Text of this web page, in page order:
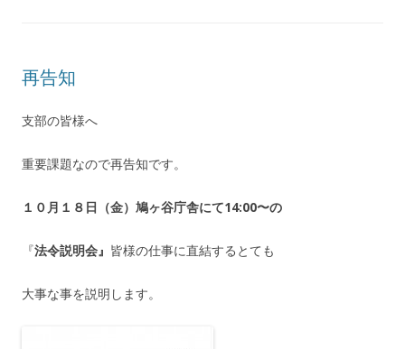
再告知
支部の皆様へ
重要課題なので再告知です。
１０月１８日（金）鳩ヶ谷庁舎にて14:00〜の
『法令説明会』 皆様の仕事に直結するとても
大事な事を説明します。